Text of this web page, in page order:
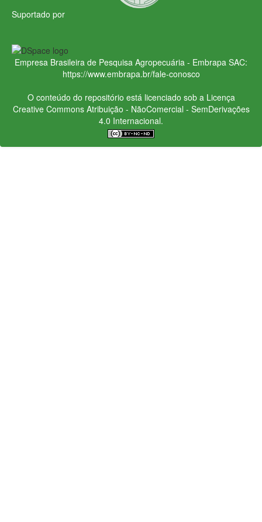
Suportado por
Empresa Brasileira de Pesquisa Agropecuária - Embrapa SAC:
https://www.embrapa.br/fale-conosco
O conteúdo do repositório está licenciado sob a Licença
Creative CommonsAtribuição - NãoComercial - SemDerivações
4.0 Internacional.